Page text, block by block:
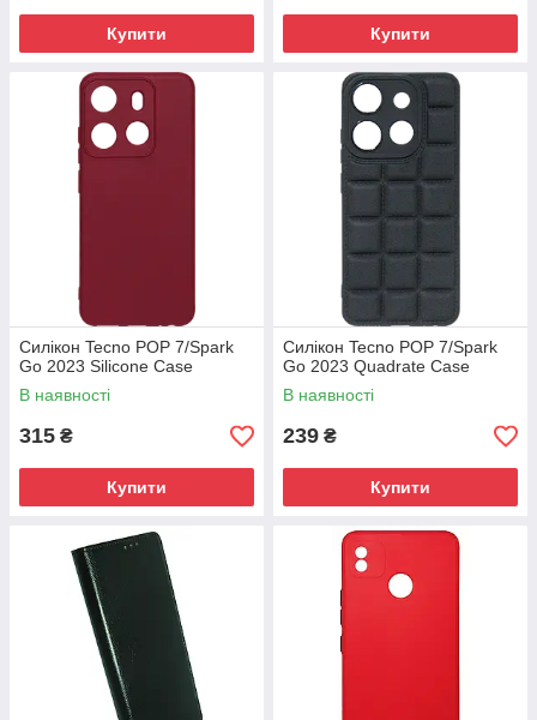
Купити Купити
Силікон Tecno POP 7/Spark
Go 2023 Silicone Case
В наявності
315 ₴
Купити
Силікон Tecno POP 7/Spark
Go 2023 Quadrate Case
В наявності
239 ₴
Купити